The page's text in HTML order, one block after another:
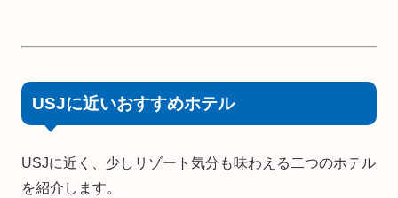
USJに近いおすすめホテル
USJに近く、少しリゾート気分も味わえる二つのホテル
を紹介します。